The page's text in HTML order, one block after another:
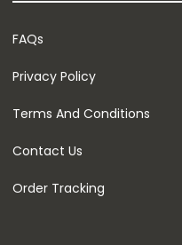
FAQs
Privacy Policy
Terms And Conditions
Contact Us
Order Tracking